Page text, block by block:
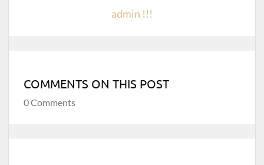
admin !!!
COMMENTS ON THIS POST
0 Comments